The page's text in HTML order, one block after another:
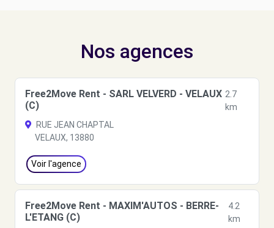
Nos agences
Free2Move Rent - SARL VELVERD - VELAUX
(C)
2.7
km
RUE JEAN CHAPTAL
VELAUX, 13880
Voir l'agence
Free2Move Rent - MAXIM'AUTOS - BERRE-
L'ETANG (C)
4.2
km